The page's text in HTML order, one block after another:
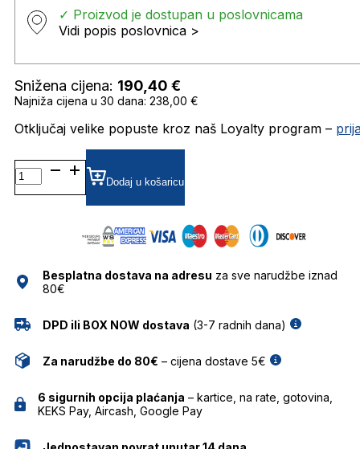
✓ Proizvod je dostupan u poslovnicama
Vidi popis poslovnica >
Snižena cijena: 190,40 €
Najniža cijena u 30 dana: 238,00 €
Otključaj velike popuste kroz naš Loyalty program –
BL6111 SUNČANE
NAOČALE
BOLON
Dodaj u košaricu
Besplatna dostava na adresu za sve narudžbe iznad
80€
DPD ili BOX NOW dostava (3-7 radnih dana)
Za narudžbe do 80€ – cijena dostave 5€
6 sigurnih opcija plaćanja – kartice, na rate, gotovina,
KEKS Pay, Aircash, Google Pay